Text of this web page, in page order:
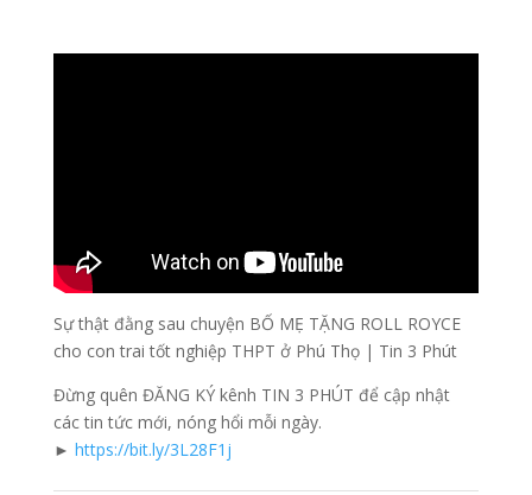
Sự thật đằng sau chuyện BỐ MẸ TẶNG ROLL ROYCE
cho con trai tốt nghiệp THPT ở Phú Thọ | Tin 3 Phút
Đừng quên ĐĂNG KÝ kênh TIN 3 PHÚT để cập nhật
các tin tức mới, nóng hổi mỗi ngày.
► https://bit.ly/3L28F1j